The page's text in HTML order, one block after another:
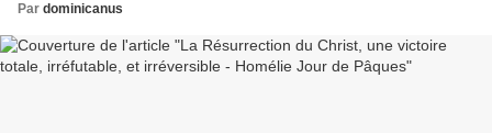
Par dominicanus